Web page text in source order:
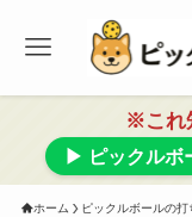
※これ
▶ ピックルボ
ホーム ピックルボールの